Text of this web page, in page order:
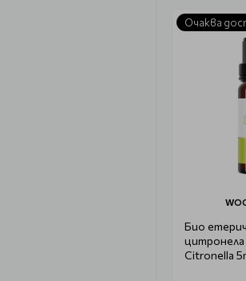
Очаква
Био
Citronella